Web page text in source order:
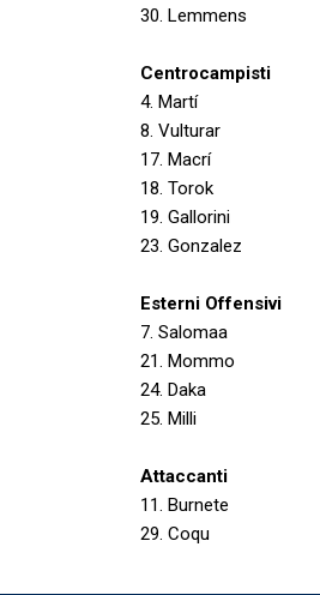
30. Lemmens
Centrocampisti
4. Martí
8. Vulturar
17. Macrí
18. Torok
19. Gallorini
23. Gonzalez
Esterni Offensivi
7. Salomaa
21. Mommo
24. Daka
25. Milli
Attaccanti
11. Burnete
29. Coqu